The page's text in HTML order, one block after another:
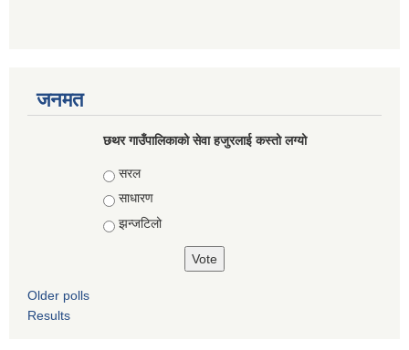
जनमत
छथर गाउँपालिकाको सेवा हजुरलाई कस्तो लग्यो
Choices
सरल
साधारण
झन्जटिलो
Older polls
Results